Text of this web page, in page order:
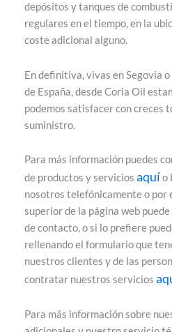
depósitos y tanques de
regulares en el tiempo, en la
coste adicional alguno.
En definitiva, vivas en Segovia
de España, desde Coria Oil
podemos satisfacer con creces
suministro.
Para más información puedes
de productos y servicios aquí o
nosotros telefónicamente o por
superior de la página web
de contacto, o si lo prefiere
rellenando el formulario que
nuestros clientes y de las
contratar nuestros servicios
Para más información sobre